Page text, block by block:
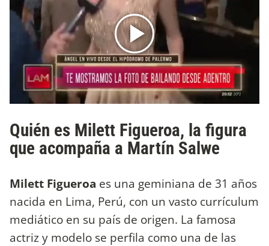
Quién es Milett Figueroa, la figura
que acompaña a Martín Salwe
Milett Figueroa es una geminiana de 31 años
nacida en Lima, Perú, con un vasto currículum
mediático en su país de origen. La famosa
actriz y modelo se perfila como una de las